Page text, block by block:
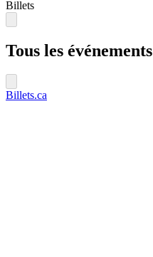
Billets
Tous les événements
Billets.ca